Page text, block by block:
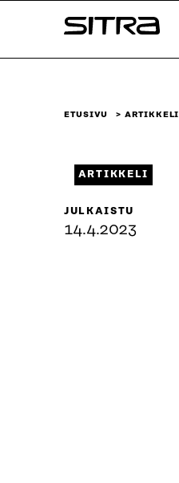
sisältöön
Sitra
ETUSIVU ARTIKKELI
ARTIKKELI
JULKAISTU
14.4.2023